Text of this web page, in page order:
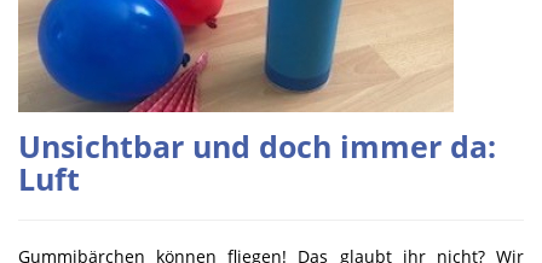
Unsichtbar und doch immer da:
Luft
Gummibärchen können fliegen! Das glaubt ihr nicht? Wir